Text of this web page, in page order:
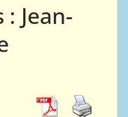
Jean-